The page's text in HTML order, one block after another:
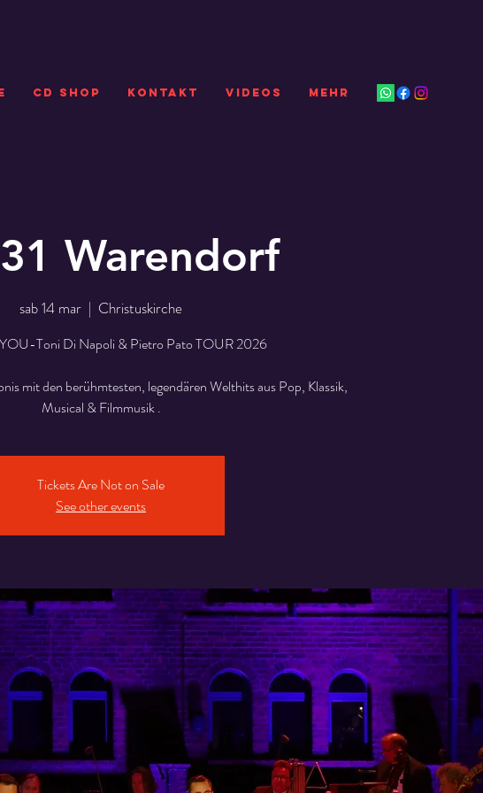
CD SHOP Kontakt VIDEOS Mehr
Warendorf
sab 14 mar
  |
Christuskirche
Toni Di Napoli & Pietro Pato TOUR 2026
mit den berühmtesten, legendären Welthits aus Pop, Klassik,
Musical & Filmmusik .
Tickets Are Not on Sale
See other events